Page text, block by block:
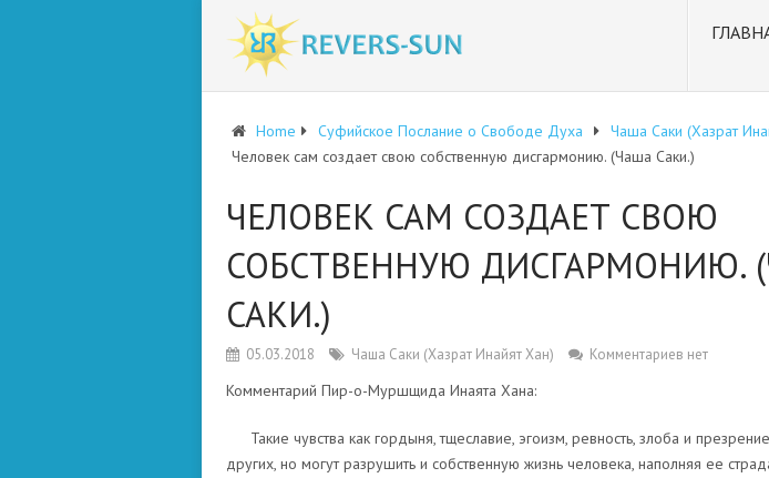
Home Суфийское Послание о Свободе Духа
Чаша Саки (Хазрат
Человек сам создает свою собственную дисгармонию. (Чаша Саки.)
ЧЕЛОВЕК САМ СОЗДАЕТ СВОЮ
СОБСТВЕННУЮ ДИСГАРМОНИЮ.
САКИ.)
05.03.2018 Чаша Саки (Хазрат Инайят Хан) Комментариев нет
Комментарий Пир-о-Муршщида Инаята Хана:
Такие чувства как гордыня, тщеславие, эгоизм, ревность, злоба и
других, но могут разрушить и собственную жизнь человека, наполняя ее